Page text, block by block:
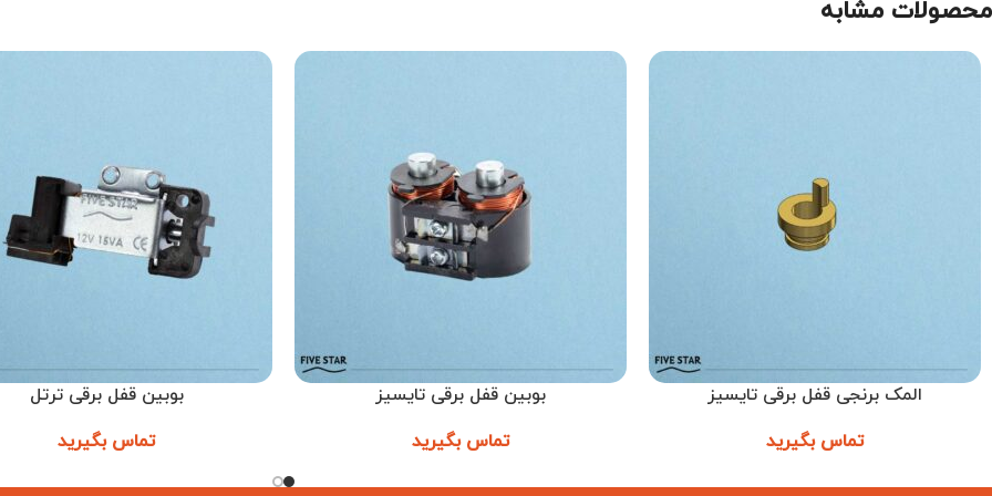
محصولات مشابه
اطلاعات بیشترالمک برنجی قفل برقی تایسیز
تماس بگیرید
اطلاعات بیشتربوبین قفل برقی تایسیز
تماس بگیرید
بوبین قفل برقی ترتل
تماس بگیرید